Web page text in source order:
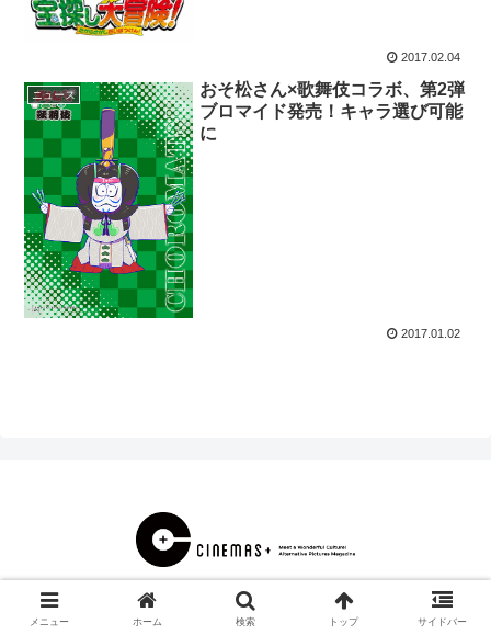
2017.02.04
ニュース
おそ松さん×歌舞伎コラボ、第2弾
ブロマイド発売！キャラ選び可能
に
2017.01.02
© 2000 CINEMAS＋.
メニュー ホーム 検索 トップ サイドバー